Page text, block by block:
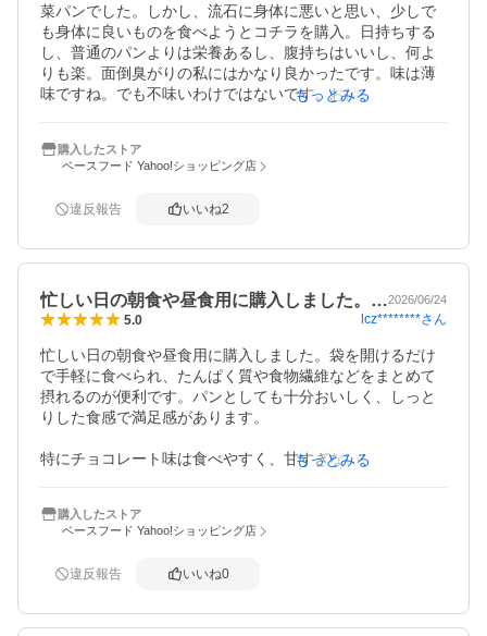
菜パンでした。しかし、流石に身体に悪いと思い、少しで
も身体に良いものを食べようとコチラを購入。日持ちする
し、普通のパンよりは栄養あるし、腹持ちはいいし、何よ
りも楽。面倒臭がりの私にはかなり良かったです。味は薄
味ですね。でも不味いわけではないです。お値段が高いで
きたいですね。
もっとみる
購入したストア
ベースフード Yahoo!ショッピング店
違反報告 いいね2
忙しい日の朝食や昼食用に購入しました。…2026/06/24
5.0 lcz********さん
忙しい日の朝食や昼食用に購入しました。袋を開けるだけ
で手軽に食べられ、たんぱく質や食物繊維などをまとめて
摂れるのが便利です。パンとしても十分おいしく、しっと
りした食感で満足感があります。
特にチョコレート味は食べやすく、甘すぎないので飽きず
ランスと手軽さを両立したい方におすすめの商品です。
もっとみる
購入したストア
ベースフード Yahoo!ショッピング店
違反報告 いいね0